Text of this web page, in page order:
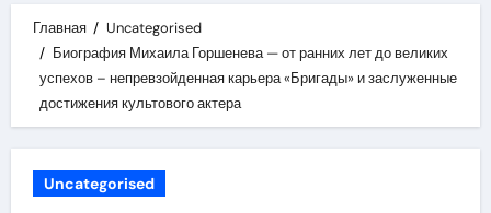
Главная
Uncategorised
Биография Михаила Горшенева — от ранних лет до великих
успехов – непревзойденная карьера «Бригады» и заслуженные
достижения культового актера
Uncategorised